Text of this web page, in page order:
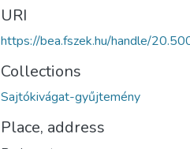
URI
https://bea.fszek.hu/handle/
Collections
Sajtókivágat-gyűjtemény
Place, address